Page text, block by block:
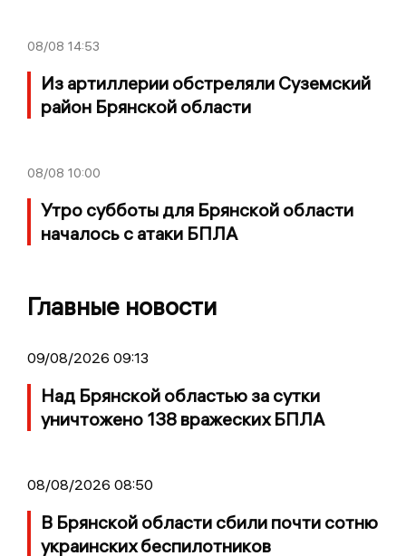
08/08 14:53
Из артиллерии обстреляли Суземский
район Брянской области
08/08 10:00
Утро субботы для Брянской области
началось с атаки БПЛА
Главные новости
09/08/2026 09:13
Над Брянской областью за сутки
уничтожено 138 вражеских БПЛА
08/08/2026 08:50
В Брянской области сбили почти сотню
украинских беспилотников